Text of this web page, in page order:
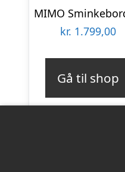
kr. 1.799,00
Gå til shop